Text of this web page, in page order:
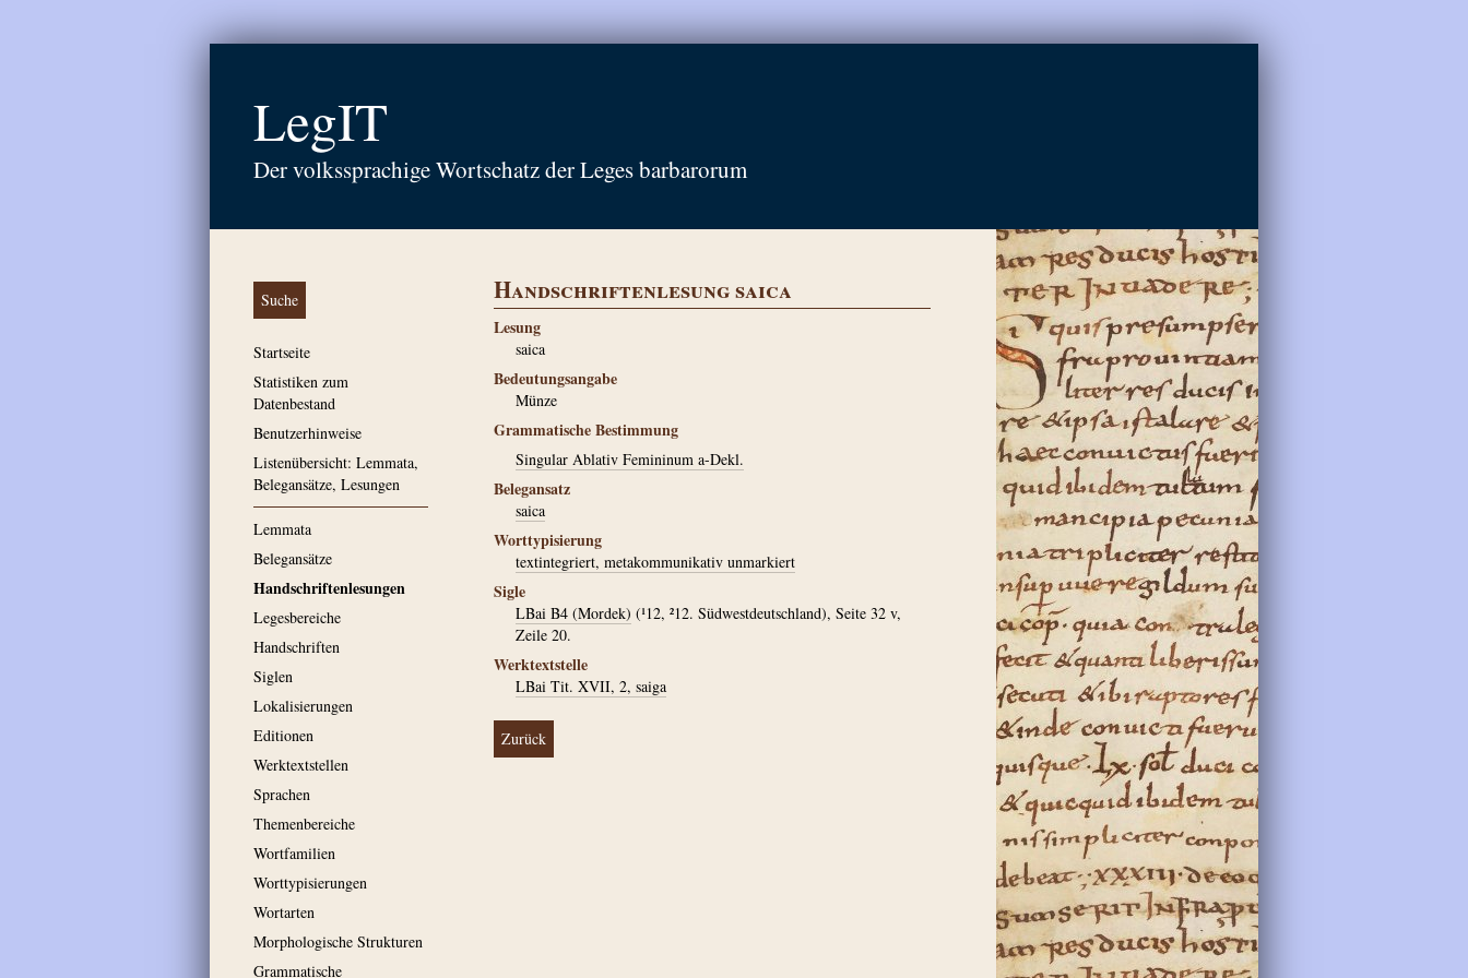
LegIT
Der volkssprachige Wortschatz der Leges barbarorum
Suche
Startseite
Statistiken zum
Datenbestand
Benutzerhinweise
Listenübersicht: Lemmata,
Belegansätze, Lesungen
Lemmata
Belegansätze
Handschriftenlesungen
Legesbereiche
Handschriften
Siglen
Lokalisierungen
Editionen
Werktextstellen
Sprachen
Themenbereiche
Wortfamilien
Worttypisierungen
Wortarten
Morphologische Strukturen
Grammatische
Handschriftenlesung saica
Lesung
saica
Bedeutungsangabe
Münze
Grammatische Bestimmung
Singular Ablativ Femininum a-Dekl.
Belegansatz
saica
Worttypisierung
textintegriert, metakommunikativ unmarkiert
Sigle
LBai B4 (Mordek) (¹12, ²12. Südwestdeutschland), Seite 32 v,
Zeile 20.
Werktextstelle
LBai Tit. XVII, 2, saiga
Zurück